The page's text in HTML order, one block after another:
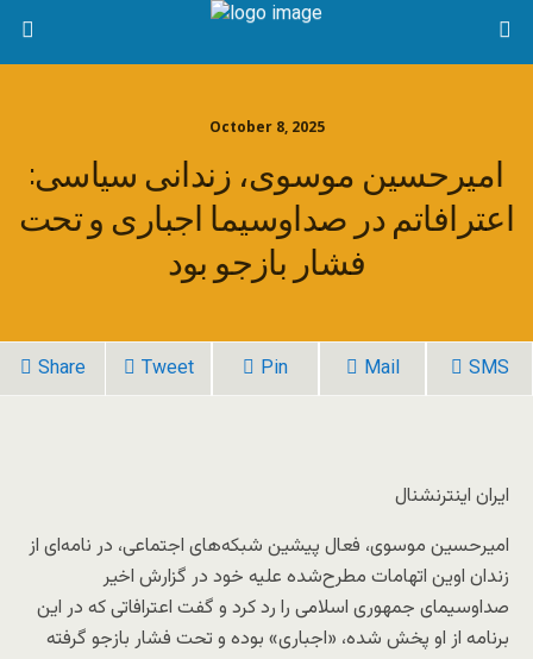
October 8, 2025
امیرحسین موسوی، زندانی سیاسی:
اعترافاتم در صداوسیما اجباری و تحت
فشار بازجو بود
Share Tweet Pin Mail SMS
ایران اینترنشنال
امیرحسین موسوی، فعال پیشین شبکه‌های اجتماعی، در نامه‌ای از
زندان اوین اتهامات مطرح‌شده علیه خود در گزارش اخیر
صداوسیمای جمهوری اسلامی را رد کرد و گفت اعترافاتی که در این
برنامه از او پخش شده، «اجباری» بوده و تحت فشار بازجو گرفته